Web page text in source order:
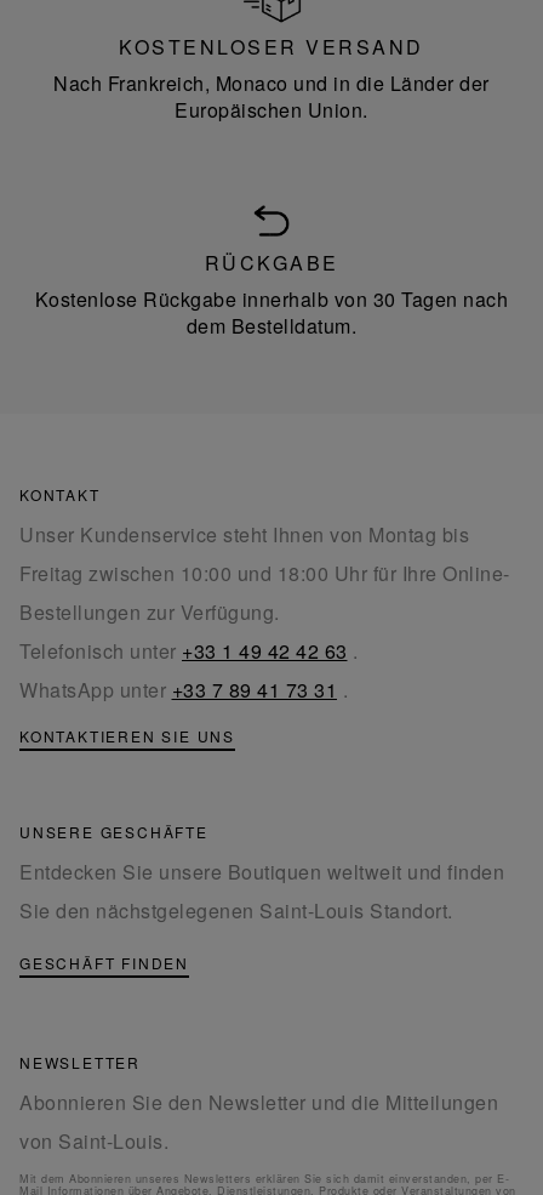
KOSTENLOSER VERSAND
Nach Frankreich, Monaco und in die Länder der
Europäischen Union.
RÜCKGABE
Kostenlose Rückgabe innerhalb von 30 Tagen nach
dem Bestelldatum.
KONTAKT
Unser Kundenservice steht Ihnen von Montag bis
Freitag zwischen 10:00 und 18:00 Uhr für Ihre Online-
Bestellungen zur Verfügung.
Telefonisch unter +33 1 49 42 42 63 .
WhatsApp unter +33 7 89 41 73 31 .
KONTAKTIEREN SIE UNS
UNSERE GESCHÄFTE
Entdecken Sie unsere Boutiquen weltweit und finden
Sie den nächstgelegenen Saint-Louis Standort.
GESCHÄFT FINDEN
NEWSLETTER
Abonnieren Sie den Newsletter und die Mitteilungen
von Saint-Louis.
Mit dem Abonnieren unseres Newsletters erklären Sie sich damit einverstanden, per E-
Mail Informationen über Angebote, Dienstleistungen, Produkte oder Veranstaltungen von